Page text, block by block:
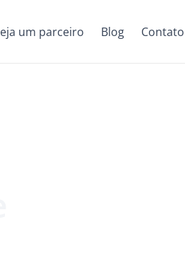
um parceiro Blog Contato